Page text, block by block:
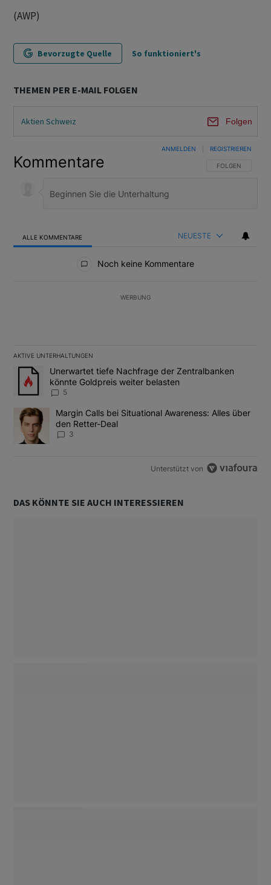
(AWP)
Bevorzugte Quelle So funktioniert's
THEMEN PER E-MAIL FOLGEN
Aktien Schweiz Folgen
Kommentare FOLGE DIESER
FOLGEN
ANMELDEN REGISTRIEREN
ALLE KOMMENTARE NEUESTE
Noch keine Kommentare
WERBUNG
AKTIVE UNTERHALTUNGEN
Das Folgende ist eine Liste der am meisten kommentierten
Ein Trendartikel mit dem Titel "Unerwartet tiefe Nachfrage der
Unerwartet tiefe Nachfrage der Zentralbanken
könnte Goldpreis weiter belasten
5
Ein Trendartikel mit dem Titel "Margin Calls bei Situational
Margin Calls bei Situational Awareness: Alles über
den Retter-Deal
3
Unterstützt von
DAS KÖNNTE SIE AUCH INTERESSIEREN